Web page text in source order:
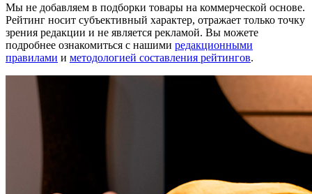
Мы не добавляем в подборки товары на коммерческой основе.
Рейтинг носит субъективный характер, отражает только точку
зрения редакции и не является рекламой. Вы можете
подробнее ознакомиться с нашими редакционными
правилами и методологией составления рейтингов.